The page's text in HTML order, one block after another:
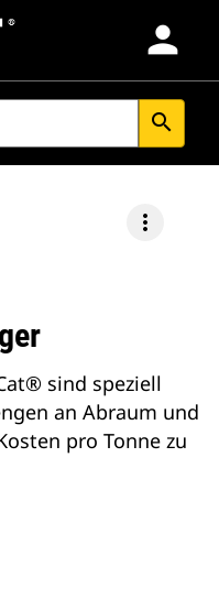
person
search
more_vert
sind speziell
an Abraum und
pro Tonne zu